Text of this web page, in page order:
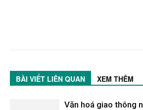
BÀI VIẾT LIÊN QUAN XEM THÊM
Văn hoá giao thông